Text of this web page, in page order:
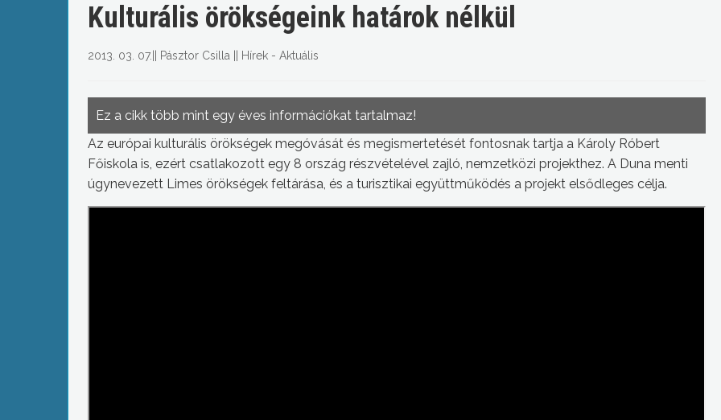
Kulturális örökségeink határok nélkül
2013. 03. 07. Pásztor Csilla Hírek - Aktuális
Ez a cikk több mint egy éves információkat tartalmaz!
Az európai kulturális örökségek megóvását és megismertetését fontosnak tartja a Károly Róbert
Főiskola is, ezért csatlakozott egy 8 ország részvételével zajló, nemzetközi projekthez. A Duna menti
úgynevezett Limes örökségek feltárása, és a turisztikai együttműködés a projekt elsődleges célja.